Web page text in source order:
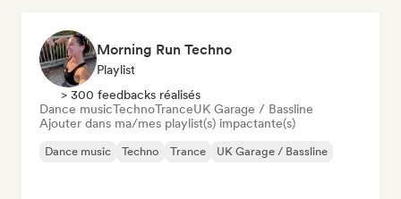
Morning Run Techno
Playlist
> 300 feedbacks réalisés
Dance musicTechnoTranceUK Garage / Bassline
Ajouter dans ma/mes playlist(s) impactante(s)
Dance music Techno Trance UK Garage / Bassline